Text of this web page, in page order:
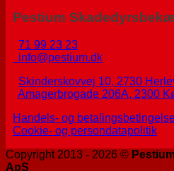
Pestium
71 99 23 23
info@pestium.dk
Skinderskovvej 10, 2730
Amagerbrogade 206A, 2300
Handels- og
Cookie- og persondatapolitik
Copyright 2013 - 2026 ©
ApS